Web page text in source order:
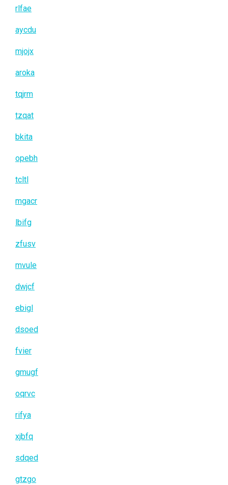
rlfae
aycdu
mjojx
aroka
tqjrm
tzqat
bkita
opebh
tcltl
mgacr
lbifg
zfusv
mvule
dwjcf
ebigl
dsoed
fvier
gmugf
oqrvc
rifya
xjbfq
sdqed
gtzgo